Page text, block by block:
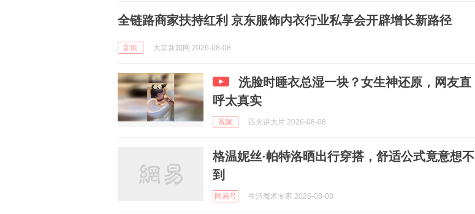
全链路商家扶持红利 京东服饰内衣行业私享会开辟增长新路径
新闻 大京新闻网 2026-08-08
洗脸时睡衣总湿一块？女生神还原，网友直
呼太真实
视频 匹夫讲大片 2026-08-08
格温妮丝·帕特洛晒出行穿搭，舒适公式竟意想不
到
网易号 生活魔术专家 2026-08-08